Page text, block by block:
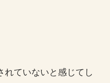
れていないと感じてし